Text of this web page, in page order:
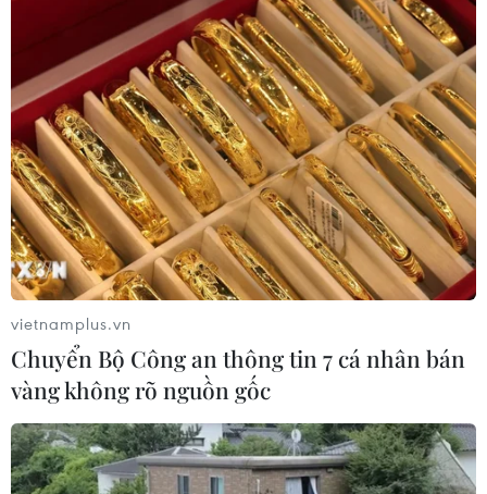
vietnamplus.vn
Chuyển Bộ Công an thông tin 7 cá nhân bán
vàng không rõ nguồn gốc